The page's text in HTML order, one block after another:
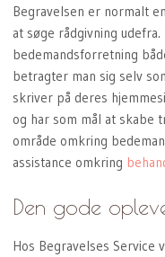
Begravelsen er normalt
at søge rådgivning
bedemandsforretning
betragter man sig selv
skriver på deres
og har som mål at skabe
område omkring
assistance omkring
Den gode
Hos Begravelses Service